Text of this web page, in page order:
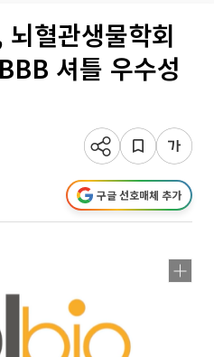
혈관생물학회
셔틀 우수성
구글 선호매체 추가